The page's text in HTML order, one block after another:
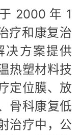
2000 年 1
疗和康复治
决方案提供
热塑材料技
定位膜、放
骨科康复低
治疗中，公